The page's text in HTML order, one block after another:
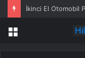
İkinci El Otomobil
Menü